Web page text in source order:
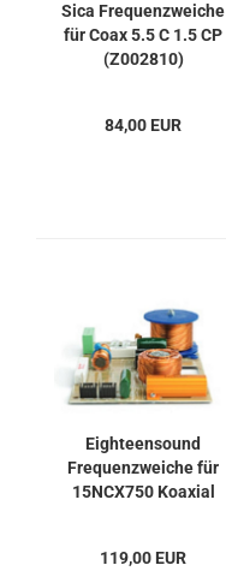
Sica Frequenzweiche
für Coax 5.5 C 1.5 CP
(Z002810)
84,00 EUR
Eighteensound
Frequenzweiche für
15NCX750 Koaxial
119,00 EUR